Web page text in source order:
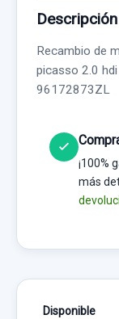
Recambio de
picasso 2.0
96172873ZL
¡100%
más
Disponible